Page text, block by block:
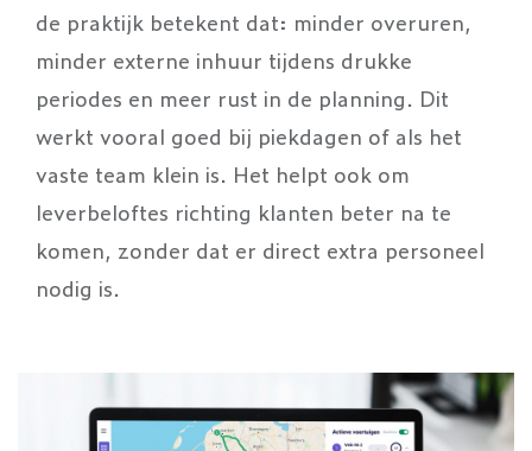
de praktijk betekent dat: minder overuren,
minder externe inhuur tijdens drukke
periodes en meer rust in de planning. Dit
werkt vooral goed bij piekdagen of als het
vaste team klein is. Het helpt ook om
leverbeloftes richting klanten beter na te
komen, zonder dat er direct extra personeel
nodig is.